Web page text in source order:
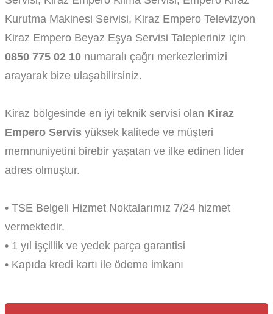
Kurutma Makinesi Servisi, Kiraz Empero Televizyon
Kiraz Empero Beyaz Eşya Servisi Talepleriniz için
0850 775 02 10 numaralı çağrı merkezlerimizi
arayarak bize ulaşabilirsiniz.
Kiraz bölgesinde en iyi teknik servisi olan Kiraz
Empero Servis yüksek kalitede ve müşteri
memnuniyetini birebir yaşatan ve ilke edinen lider
adres olmuştur.
• TSE Belgeli Hizmet Noktalarımız 7/24 hizmet
vermektedir.
• 1 yıl işçillik ve yedek parça garantisi
• Kapıda kredi kartı ile ödeme imkanı